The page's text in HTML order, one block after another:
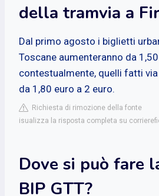
della tramvia a
Dal primo agosto i biglietti
Toscane aumenteranno da
contestualmente, quelli fatti
da 1,80 euro a 2 euro.
Richiesta di rimozione della fonte
isualizza la risposta completa su
Dove si può fare
BIP GTT?